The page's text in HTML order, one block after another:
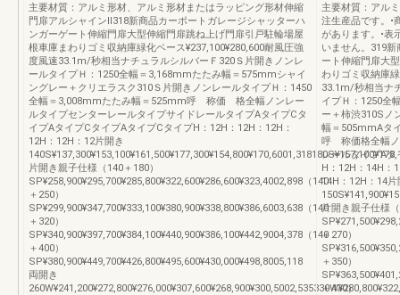
主要材質：アルミ形材、アルミ形材またはラッピング形材伸縮
門扉アルシャインⅡ318新商品カーポートガレージシャッターハ
ンガーゲート伸縮門扉大型伸縮門扉跳ね上げ門扉引戸駐輪場屋
根車庫まわりゴミ収納庫緑化ベース¥237,100¥280,600耐風圧強
度風速33.1m/秒相当ナチュラルシルバーＦ320Ｓ片開きノンレ
ールタイプＨ：1250全幅＝3,168mmたたみ幅＝575mmシャイ
ングレー＋クリエラスク310Ｓ片開きノンレールタイプＨ：1450
全幅＝3,008mmたたみ幅＝525mm呼 称価 格全幅ノンレー
ルタイプセンターレールタイプサイドレールタイプAタイプCタ
イプAタイプCタイプAタイプCタイプH：12H：12H：12H：
12H：12H：12片開き
片開き親子仕様（140＋180）
SP¥258,900¥295,700¥285,800¥322,600¥286,600¥323,4002,898（140
＋250）
SP¥299,900¥347,700¥333,100¥380,900¥338,800¥386,6003,638（140
＋320）
SP¥340,900¥397,700¥384,100¥440,900¥386,100¥442,9004,378（140
＋400）
SP¥380,900¥449,700¥426,800¥495,600¥430,000¥498,8005,118
両開き
主要材質：アル
注生産品です。•
があります。•表
いません。319
ート伸縮門扉大
わりゴミ収納庫
33.1m/秒相当ナ
イプＨ：1250全
ー＋柿渋310Sノ
幅＝505mmAタ
呼 称価格全幅ノ
レールタイプAタ
H：12H：14H：
14H：12H：14片
片開き親子仕様
＋270）
＋350）
＋430）